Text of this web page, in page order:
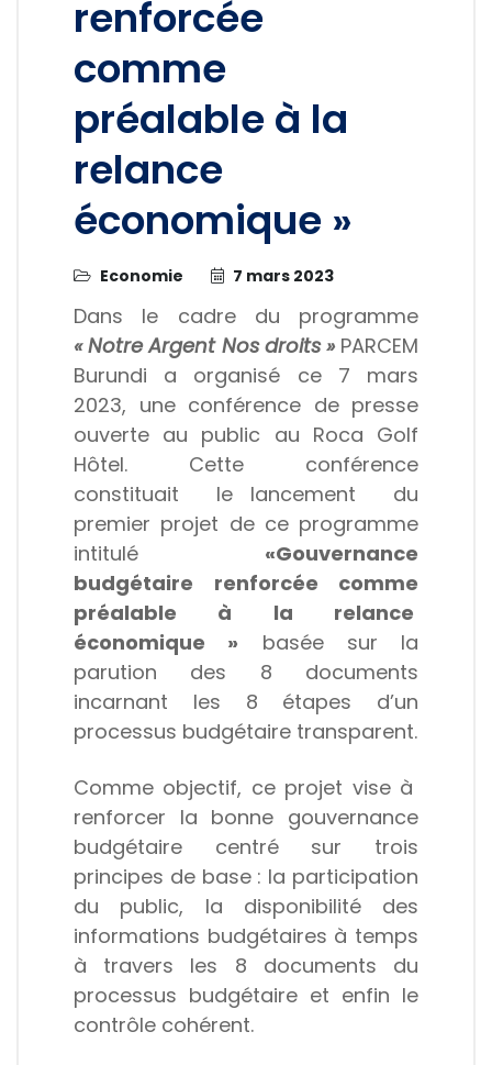
renforcée
comme
préalable à la
relance
économique »
Economie 7 mars 2023
Dans le cadre du programme
« Notre Argent Nos droits » PARCEM
Burundi a organisé ce 7 mars
2023, une conférence de presse
ouverte au public au Roca Golf
Hôtel. Cette conférence
constituait le lancement du
premier projet de ce programme
intitulé «Gouvernance
budgétaire renforcée comme
préalable à la relance
économique » basée sur la
parution des 8 documents
incarnant les 8 étapes d’un
processus budgétaire transparent.
Comme objectif, ce projet vise à
renforcer la bonne gouvernance
budgétaire centré sur trois
principes de base : la participation
du public, la disponibilité des
informations budgétaires à temps
à travers les 8 documents du
processus budgétaire et enfin le
contrôle cohérent.